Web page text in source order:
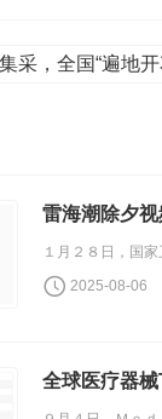
雷海潮除夕
2025-08-06
全球医疗器